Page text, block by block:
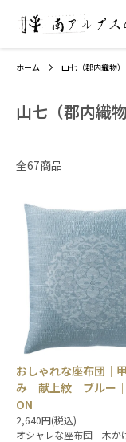
ホーム 山七（郡内織物）
山七（郡内織物
全67商品
おしゃれな座布団｜
み 献上紋 ブルー
ON
2,640円(税込)
オシャレな座布団 木か